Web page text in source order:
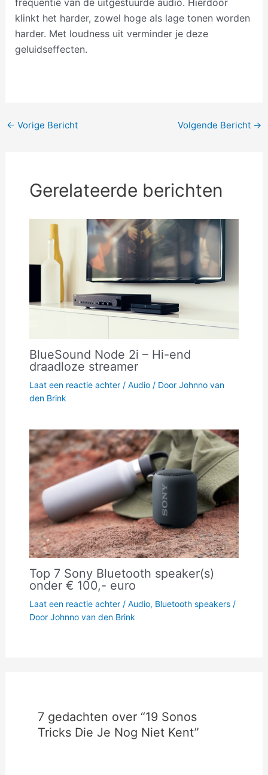
frequentie van de uitgestuurde audio. Hierdoor
klinkt het harder, zowel hoge als lage tonen worden
harder. Met loudness uit verminder je deze
geluidseffecten.
Bericht
← Vorige Bericht Volgende Bericht →
Gerelateerde berichten
BlueSound Node 2i – Hi-end
draadloze streamer
Laat een reactie achter / Audio/ Door Johnno van
den Brink
Top 7 Sony Bluetooth speaker(s)
onder € 100,- euro
Laat een reactie achter / Audio, Bluetooth speakers/
Door Johnno van den Brink
7 gedachten over “19 Sonos
Tricks Die Je Nog Niet Kent”